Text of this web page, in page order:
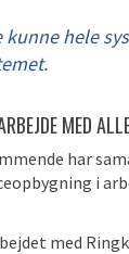
kunne hele
MED
har
i
med